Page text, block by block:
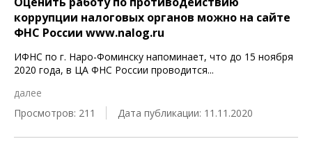
коррупции налоговых органов можно на сайте
ФНС России www.nalog.ru
ИФНС по г. Наро-Фоминску напоминает, что до 15 ноября
2020 года, в ЦА ФНС России проводится...
далее
Просмотров: 211
Дата публикации: 11.11.2020